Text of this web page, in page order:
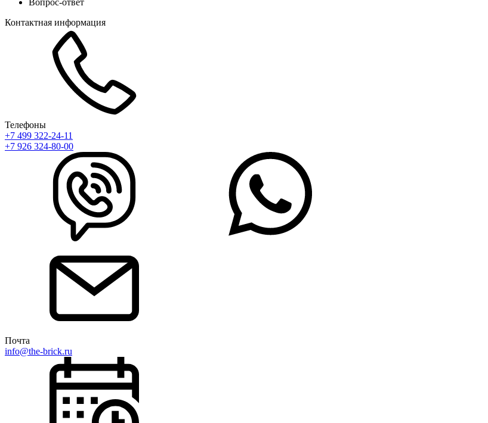
Вопрос-ответ
Контактная информация
Телефоны
+7 499 322-24-11
+7 926 324-80-00
Почта
info@the-brick.ru